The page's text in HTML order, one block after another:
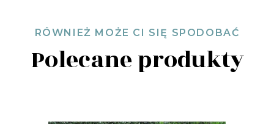
RÓWNIEŻ MOŻE CI SIĘ SPODOBAĆ
Polecane produkty